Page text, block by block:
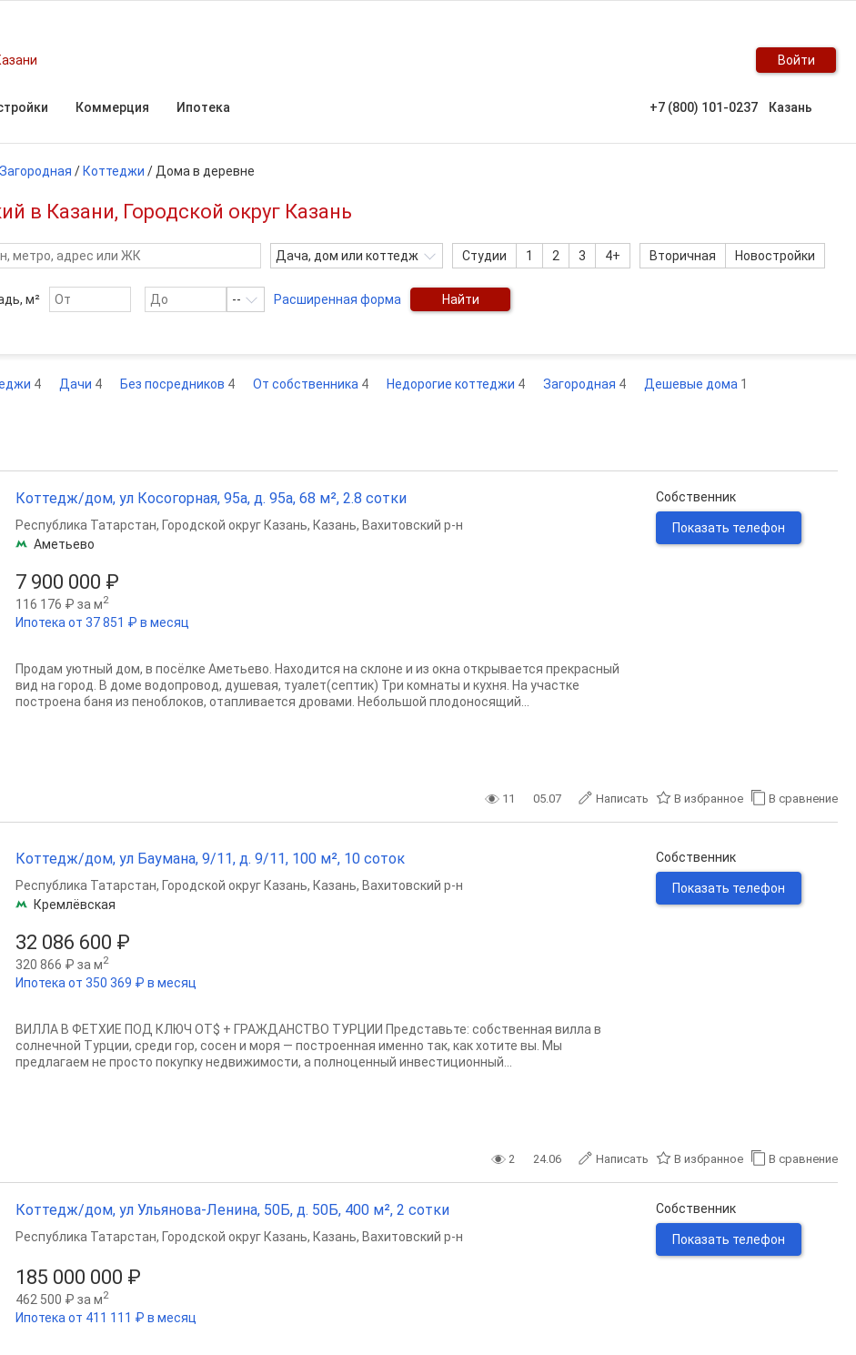
Войти
Коммерция Ипотека +7 (800) 101-0237 Казань
Загородная / Коттеджи / Дома в деревне
в Казани, Городской округ Казань
Дача, дом или коттедж Студии 1 2 3 4+ Вторичная Новостройки
м² -- Расширенная форма Найти
4 Дачи 4 Без посредников 4 От собственника 4 Недорогие коттеджи 4 Загородная 4 Дешевые дома 1
Коттедж/дом, ул Косогорная, 95а, д. 95а, 68 м², 2.8 сотки
7 900 000 ₽
116 176 ₽ за м2
Ипотека от 37 851 ₽ в месяц
Республика Татарстан, Городской округ Казань, Казань, Вахитовский р-н
Аметьево
Продам уютный дом, в посёлке Аметьево. Находится на склоне и из окна открывается прекрасный
вид на город. В доме водопровод, душевая, туалет(септик) Три комнаты и кухня. На участке
построена баня из пеноблоков, отапливается дровами. Небольшой плодоносящий...
Собственник
Показать телефон
11 05.07 Написать В избранное В сравнение
Коттедж/дом, ул Баумана, 9/11, д. 9/11, 100 м², 10 соток
32 086 600 ₽
320 866 ₽ за м2
Ипотека от 350 369 ₽ в месяц
Республика Татарстан, Городской округ Казань, Казань, Вахитовский р-н
Кремлёвская
ВИЛЛА В ФЕТХИЕ ПОД КЛЮЧ ОТ$ + ГРАЖДАНСТВО ТУРЦИИ Представьте: собственная вилла в
солнечной Турции, среди гор, сосен и моря — построенная именно так, как хотите вы. Мы
предлагаем не просто покупку недвижимости, а полноценный инвестиционный...
Собственник
Показать телефон
2 24.06 Написать В избранное В сравнение
Коттедж/дом, ул Ульянова-Ленина, 50Б, д. 50Б, 400 м², 2 сотки
185 000 000 ₽
462 500 ₽ за м2
Ипотека от 411 111 ₽ в месяц
Республика Татарстан, Городской округ Казань, Казань, Вахитовский р-н
Собственник
Показать телефон